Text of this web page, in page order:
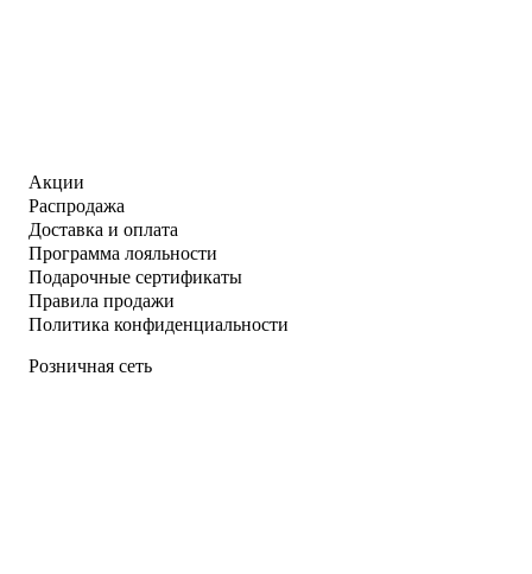
Акции
Распродажа
Доставка и оплата
Программа лояльности
Подарочные сертификаты
Правила продажи
Политика конфиденциальности
Розничная сеть